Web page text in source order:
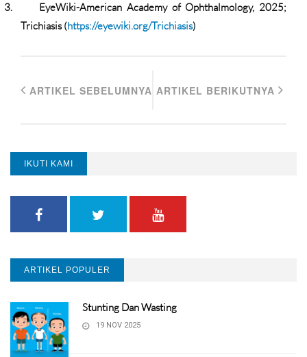
3.
EyeWiki-American Academy of Ophthalmology, 2025;
Trichiasis (https://eyewiki.org/Trichiasis)
ARTIKEL SEBELUMNYA ARTIKEL BERIKUTNYA
IKUTI KAMI
ARTIKEL POPULER
Stunting Dan Wasting
19 NOV 2025